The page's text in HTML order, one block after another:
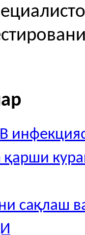
қарши
сақлаш